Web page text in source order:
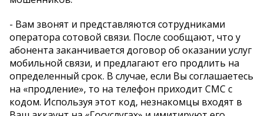
- Вам звонят и представляются сотрудниками
оператора сотовой связи. После сообщают, что у
абонента заканчивается договор об оказании услуг
мобильной связи, и предлагают его продлить на
определенный срок. В случае, если Вы соглашаетесь
на «продление», то на телефон приходит СМС с
кодом. Используя этот код, незнакомцы входят в